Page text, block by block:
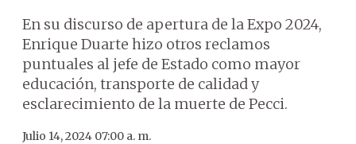
En su discurso de apertura de la Expo 2024,
Enrique Duarte hizo otros reclamos
puntuales al jefe de Estado como mayor
educación, transporte de calidad y
esclarecimiento de la muerte de Pecci.
Julio 14, 2024 07:00 a. m.